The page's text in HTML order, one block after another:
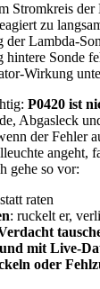
Stromkreis der
zu
der Lambda-
hintere Sonde
Wirkung
P0420 ist
Abgasleck
der Fehler
angeht,
gehe so vor:
statt raten
: ruckelt er,
mit Live-
oder